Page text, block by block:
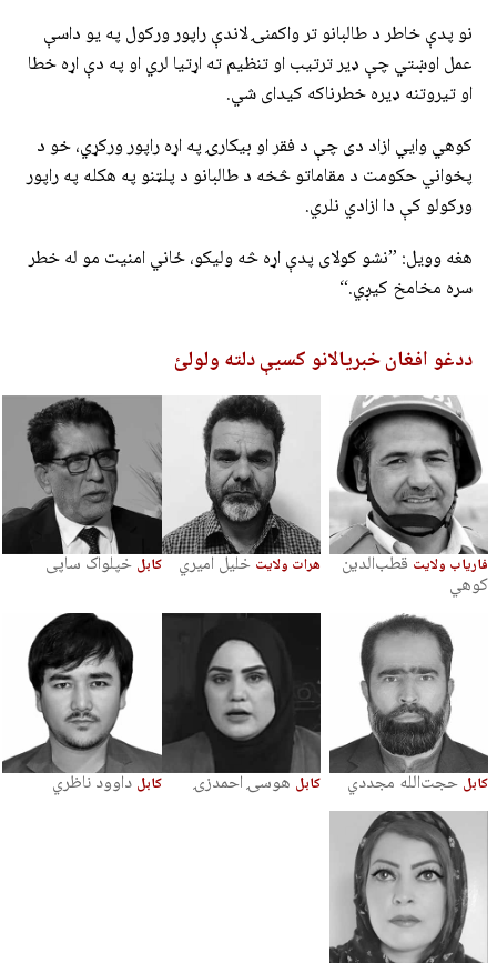
نو پدې خاطر د طالبانو تر واکمنۍ لاندې راپور ورکول په یو داسې
عمل اوښتي چې ډیر ترتیب او تنظیم ته اړتیا لري او په دې اړه خطا
او تیروتنه ډیره خطرناکه کیدای شي.
کوهي وایي ازاد دی چې د فقر او بیکارۍ په اړه راپور ورکړي، خو د
پخواني حکومت د مقاماتو څخه د طالبانو د پلټنو په هکله په راپور
ورکولو کې دا ازادي نلري.
هغه وویل: ”نشو کولای پدې اړه څه ولیکو، ځاني امنیت مو له خطر
سره مخامخ کیږي.“
ددغو افغان خبریالانو کسیې دلته ولولئ
فاریاب ولایت قطب‌الدین
کوهي
هرات ولایت خلیل امیري کابل خپلواک ساپی
کابل حجت‌الله مجددي کابل هوسۍ احمدزۍ کابل داوود ناظري